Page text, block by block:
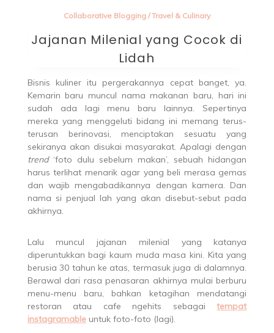
Collaborative Blogging/Travel & Culinary
Jajanan Milenial yang Cocok di
Lidah
Bisnis kuliner itu pergerakannya cepat banget, ya.
Kemarin baru muncul nama makanan baru, hari ini
sudah ada lagi menu baru lainnya. Sepertinya
mereka yang menggeluti bidang ini memang terus-
terusan berinovasi, menciptakan sesuatu yang
sekiranya akan disukai masyarakat. Apalagi dengan
trend‘foto dulu sebelum makan’, sebuah hidangan
harus terlihat menarik agar yang beli merasa gemas
dan wajib mengabadikannya dengan kamera. Dan
nama si penjual lah yang akan disebut-sebut pada
akhirnya.
Lalu muncul jajanan milenial yang katanya
diperuntukkan bagi kaum muda masa kini. Kita yang
berusia 30 tahun ke atas, termasuk juga di dalamnya.
Berawal dari rasa penasaran akhirnya mulai berburu
menu-menu baru, bahkan ketagihan mendatangi
restoran atau cafe ngehits sebagaitempat
instagramableuntuk foto-foto (lagi).